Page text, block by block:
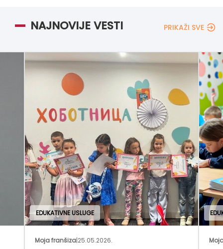
NAJNOVIJE VESTI PRIKAŽI SVE
EDUKATIVNE USLUGE
Moja franšiza|25.05.2026.